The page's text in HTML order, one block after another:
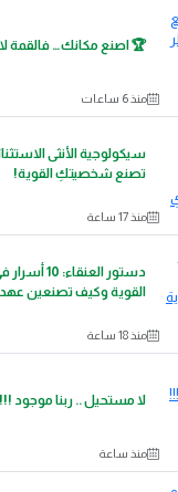
🏆 اصنع مكانك… فالقمة لا
منذ 6 ساعات
تصنع شخصيتكِ القوية!
منذ 17 ساعة
دستور
القوية وكيف تصنعين
منذ 18 ساعة
لا مستحيل .. ربنا موجود !!!
منذ ساعة